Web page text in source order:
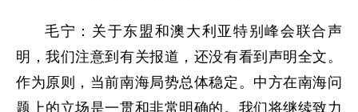
毛宁：关于东盟和澳大利亚特别峰会联合声
明，我们注意到有关报道，还没有看到声明全文。
作为原则，当前南海局势总体稳定。中方在南海问
题上的立场是一贯和非常明确的。我们将继续致力